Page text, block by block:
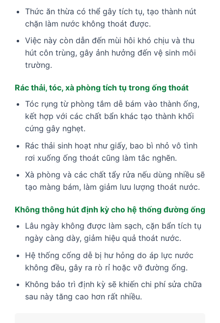
Thức ăn thừa có thể gây tích tụ, tạo thành nút
chặn làm nước không thoát được.
Việc này còn dẫn đến mùi hôi khó chịu và thu
hút côn trùng, gây ảnh hưởng đến vệ sinh môi
trường.
Rác thải, tóc, xà phòng tích tụ trong ống thoát
​​Tóc rụng từ phòng tắm dễ bám vào thành ống,
kết hợp với các chất bẩn khác tạo thành khối
cứng gây nghẹt.
Rác thải sinh hoạt như giấy, bao bì nhỏ vô tình
rơi xuống ống thoát cũng làm tắc nghẽn.
Xà phòng và các chất tẩy rửa nếu dùng nhiều sẽ
tạo màng bám, làm giảm lưu lượng thoát nước.
Không thông hút định kỳ cho hệ thống đường ống
Lâu ngày không được làm sạch, cặn bẩn tích tụ
ngày càng dày, giảm hiệu quả thoát nước.
Hệ thống cống dễ bị hư hỏng do áp lực nước
không đều, gây ra rò rỉ hoặc vỡ đường ống.
Không bảo trì định kỳ sẽ khiến chi phí sửa chữa
sau này tăng cao hơn rất nhiều.